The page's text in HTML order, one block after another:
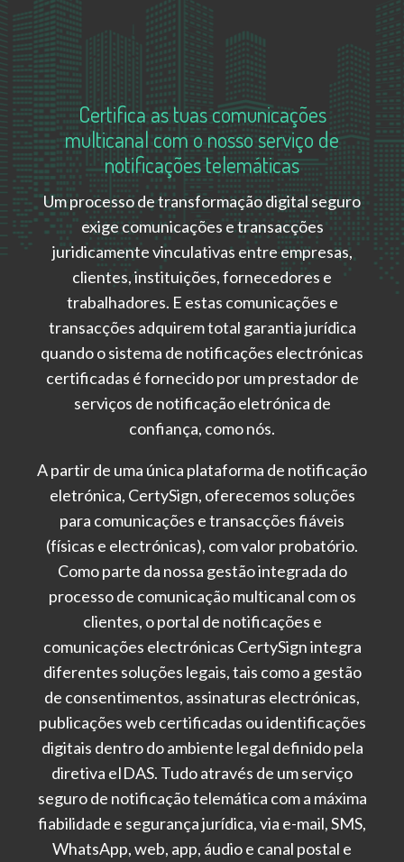
Certifica as tuas comunicações
multicanal com o nosso serviço de
notificações telemáticas
Um processo de transformação digital seguro
exige comunicações e transacções
juridicamente vinculativas entre empresas,
clientes, instituições, fornecedores e
trabalhadores. E estas comunicações e
transacções adquirem total garantia jurídica
quando osistema de notificações electrónicas
certificadas é fornecido por um prestador de
serviços de notificação eletrónica de
confiança, como nós.
A partir de uma única plataforma de notificação
eletrónica, CertySign, oferecemos soluções
para comunicações e transacções fiáveis
(físicas e electrónicas), com valor probatório.
Como parte da nossa gestão integrada do
processo de comunicação multicanal com os
clientes, o portal de notificações e
comunicações electrónicas CertySign integra
diferentes soluções legais, tais como a gestão
de consentimentos, assinaturas electrónicas,
publicações web certificadas ou identificações
digitais dentro do ambiente legal definido pela
diretiva eIDAS. Tudo através de um serviço
seguro de notificação telemática com a máxima
fiabilidade e segurança jurídica, via e-mail, SMS,
WhatsApp, web, app, áudio e canal postal e